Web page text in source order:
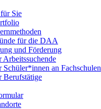
Sie
für die DAA
und Förderung
Arbeitssuchende
Schüler*innen an Fachschulen
Berufstätige